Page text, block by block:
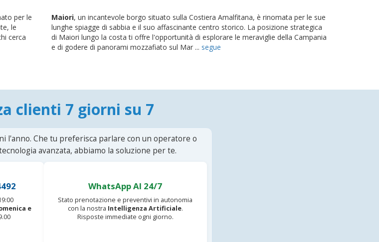
per le
le
cerca
Maiori, un incantevole borgo situato sulla Costiera Amalfitana, è rinomata per le sue
lunghe spiagge di sabbia e il suo affascinante centro storico. La posizione strategica
di Maiori lungo la costa ti offre l'opportunità di esplorare le meraviglie della Campania
e di godere di panorami mozzafiato sul Mar ... segue
clienti 7 giorni su 7
l'anno. Che tu preferisca parlare con un operatore o
avanzata, abbiamo la soluzione per te.
e
WhatsApp AI 24/7
Stato prenotazione e preventivi in autonomia
con la nostra Intelligenza Artificiale.
Risposte immediate ogni giorno.